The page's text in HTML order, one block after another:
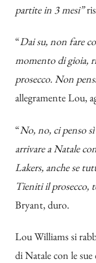
partite in 3 mesi”
“Dai su, non fare
momento di gioia,
prosecco. Non
allegramente Lou,
“No, no, ci penso
arrivare a Natale
Lakers, anche se
Tieniti il prosecco,
Bryant, duro.
Lou Williams si
di Natale con le sue